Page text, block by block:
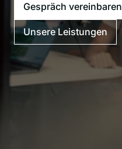
Gespräch vereinbaren
Unsere Leistungen